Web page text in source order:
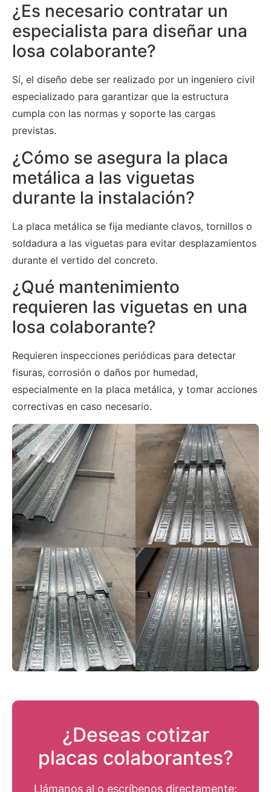
¿Es necesario contratar un
especialista para diseñar una
losa colaborante?
Sí, el diseño debe ser realizado por un ingeniero civil
especializado para garantizar que la estructura
cumpla con las normas y soporte las cargas
previstas.
¿Cómo se asegura la placa
metálica a las viguetas
durante la instalación?
La placa metálica se fija mediante clavos, tornillos o
soldadura a las viguetas para evitar desplazamientos
durante el vertido del concreto.
¿Qué mantenimiento
requieren las viguetas en una
losa colaborante?
Requieren inspecciones periódicas para detectar
fisuras, corrosión o daños por humedad,
especialmente en la placa metálica, y tomar acciones
correctivas en caso necesario.
¿Deseas cotizar
placas colaborantes?
Llámanos al o escríbenos directamente: